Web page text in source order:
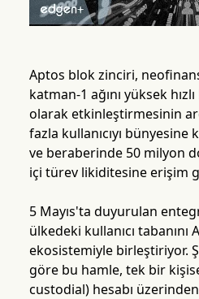
Aptos blok zinciri,
katman-1 ağını yüksek
olarak etkinleştirmesinin
fazla kullanıcıyı bünyesine
ve beraberinde 50 milyon
içi türev likiditesine erişim
5 Mayıs'ta duyurulan
ülkedeki kullanıcı tabanını
ekosistemiyle birleştiriyor.
göre bu hamle, tek bir
custodial) hesabı